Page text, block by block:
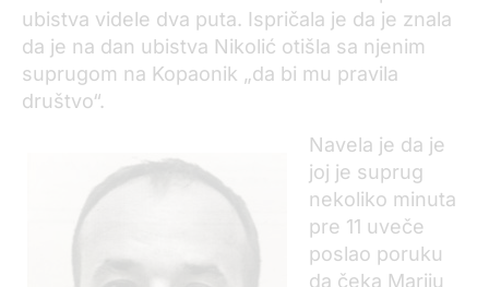
ubistva videle dva puta. Ispričala je da je znala
da je na dan ubistva Nikolić otišla sa njenim
suprugom na Kopaonik „da bi mu pravila
društvo“.
Navela je da je
joj je suprug
nekoliko minuta
pre 11 uveče
poslao poruku
da čeka Mariju